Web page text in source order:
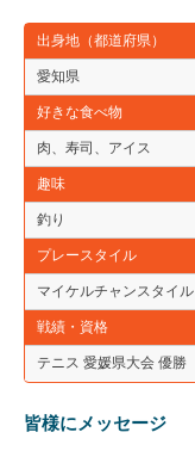
出身地（都道府県）
愛知県
好きな食べ物
肉、寿司、アイス
趣味
釣り
プレースタイル
マイケルチャンスタイル
戦績・資格
テニス 愛媛県大会 優勝
皆様にメッセージ